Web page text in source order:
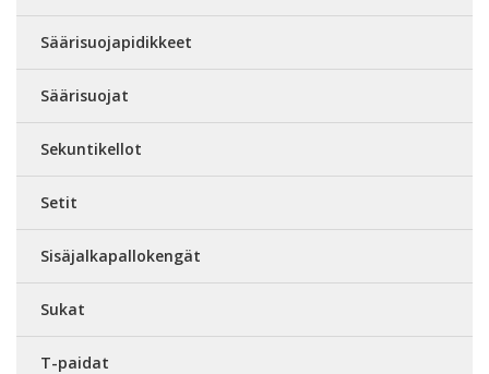
Säärisuojapidikkeet
Säärisuojat
Sekuntikellot
Setit
Sisäjalkapallokengät
Sukat
T-paidat